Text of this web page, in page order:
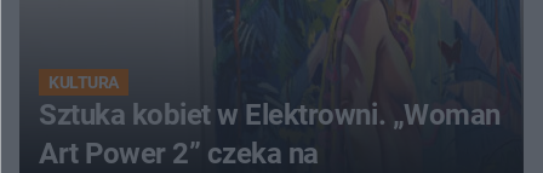
KULTURA
Sztuka kobiet w Elektrowni. „Woman
Art Power 2” czeka na